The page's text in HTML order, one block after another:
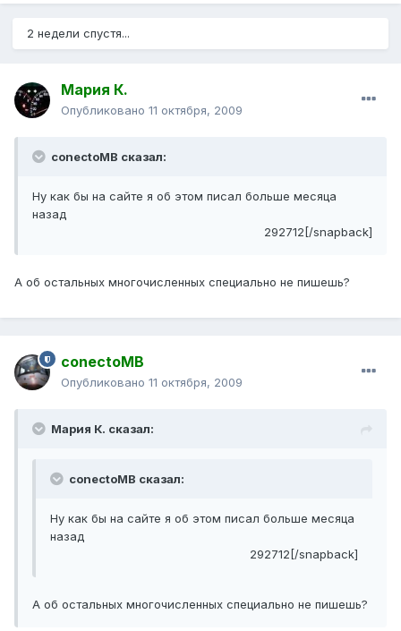
2 недели спустя...
Мария К.
Опубликовано 11 октября, 2009
conectoMB сказал:
Ну как бы на сайте я об этом писал больше месяца
назад
292712[/snapback]
А об остальных многочисленных специально не пишешь?
conectoMB
Опубликовано 11 октября, 2009
Мария К. сказал:
conectoMB сказал:
Ну как бы на сайте я об этом писал больше месяца
назад
292712[/snapback]
А об остальных многочисленных специально не пишешь?